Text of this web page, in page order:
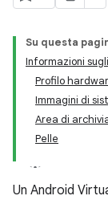
Su questa
Informazioni
Profilo
Immagini di
Area di
Pelle
Un Android